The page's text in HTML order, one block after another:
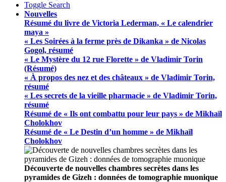
Toggle Search
Nouvelles
Résumé du livre de Victoria Lederman, « Le calendrier
maya »
« Les Soirées à la ferme près de Dikanka » de Nicolas
Gogol, résumé
« Le Mystère du 12 rue Florette » de Vladimir Torin
(Résumé)
« À propos des nez et des châteaux » de Vladimir Torin,
résumé
« Les secrets de la vieille pharmacie » de Vladimir Torin,
résumé
Résumé de « Ils ont combattu pour leur pays » de Mikhaïl
Cholokhov
Résumé de « Le Destin d’un homme » de Mikhaïl
Cholokhov
Découverte de nouvelles chambres secrètes dans les
pyramides de Gizeh : données de tomographie muonique